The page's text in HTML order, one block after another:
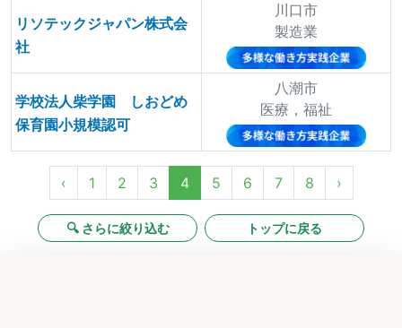
リソテックジャパン株式会
社
川口市
製造業
学校法人柴学園 しおどめ
保育園小規模認可
八潮市
医療，福祉
‹ 1 2 3 4 5 6 7 8 ›
🔍 さらに絞り込む トップに戻る